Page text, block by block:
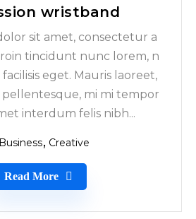
wristband
sit amet, consectetur a
tincidunt nunc lorem, n
eget. Mauris laoreet,
pellentesque, mi mi tempor
interdum felis nibh...
Business Creative
Read More